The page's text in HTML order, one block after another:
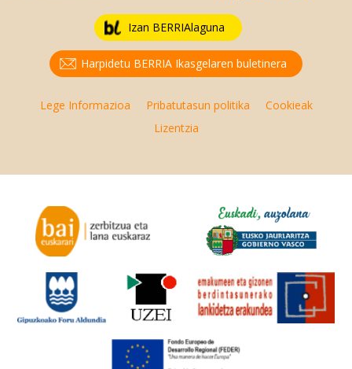
Izan BERRIAlaguna
Harpidetu BERRIA Ikasgelaren buletinera
Lege Informazioa Pribatutasun politika
Cookieak
Lizentzia